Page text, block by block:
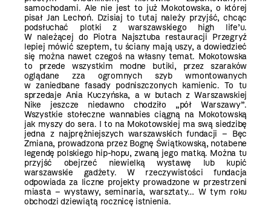
samochodami. Ale nie jest to już Mokotowska, o której
pisał Jan Lechoń. Dzisiaj to tutaj należy przyjść, chcąc
podsłuchać plotki z warszawskiego high life’u.
W należącej do Piotra Najsztuba restauracji Przegryź
lepiej mówić szeptem, tu ściany mają uszy, a dowiedzieć
się można nawet czegoś na własny temat. Mokotowska
to przede wszystkim modne butiki, przez szaraków
oglądane zza ogromnych szyb wmontowanych
w zaniedbane fasady podniszczonych kamienic. To tu
sprzedaje Ania Kuczyńska, a w butach z Warszawskiej
Nike jeszcze niedawno chodziło „pół Warszawy”.
Wszystkie stołeczne wannabies ciągną na Mokotowską
jak myszy do sera. I to na Mokotowskiej ma swą siedzibę
jedna z najprężniejszych warszawskich fundacji – Bęc
Zmiana, prowadzona przez Bognę Świątkowską, notabene
legendę polskiego hip-hopu, zwaną jego matką. Można tu
przyjść obejrzeć niewielką wystawę lub kupić
warszawskie gadżety. W rzeczywistości fundacja
odpowiada za liczne projekty prowadzone w przestrzeni
miasta – wystawy, seminaria, warsztaty… W tym roku
obchodzi dziewiątą rocznicę istnienia.